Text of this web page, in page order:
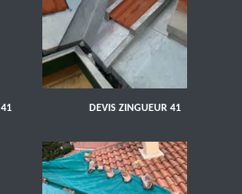
41 DEVIS ZINGUEUR 41